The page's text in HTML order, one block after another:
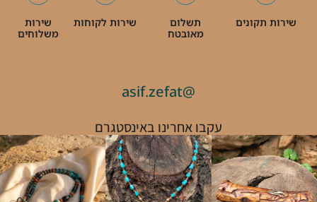
שירות תקונים
תשלום
מאובטח
שירות לקוחות
שירות
משלוחים
@asif.zefat
עקבו אחרינו באינסטגרם